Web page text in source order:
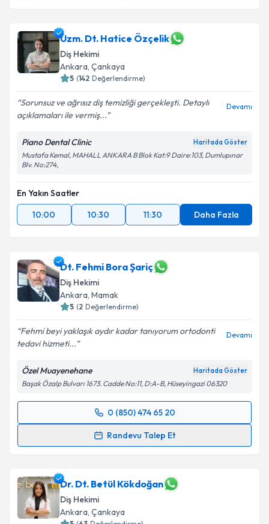
Uzm. Dt. Hatice Özçelik
Diş Hekimi
Ankara, Çankaya
5 (142 Değerlendirme)
Sorunsuz ve ağrısız diş temizliği gerçekleşti. Detaylı
açıklamaları ile vermiş...
Devamı
Piano Dental Clinic Haritada Göster
Mustafa Kemal, MAHALL ANKARA B Blok Kat:9 Daire:103, Dumlupınar
Blv. No:274,
En Yakın Saatler
10:00
10:30 11:30 Daha Fazla
Dt. Fehmi Bora Şariç
Diş Hekimi
Ankara, Mamak
5 (2 Değerlendirme)
Fehmi beyi yaklaşık aydır kadar tanıyorum ortodonti
tedavi hizmeti...
Devamı
Özel Muayenehane Haritada Göster
Başak Özalp Bulvarı 1673. Cadde No:11, D:A-B, Hüseyingazi 06320
0 (850) 474 65 20
Randevu Talep Et
Randevu Takvimi Talebi
takvim hazırlandığında e-posta ile bilgilendireceğiz.
E-posta Adresiniz
Dr. Dt. Betül Kökdoğan
Diş Hekimi
Ankara, Çankaya